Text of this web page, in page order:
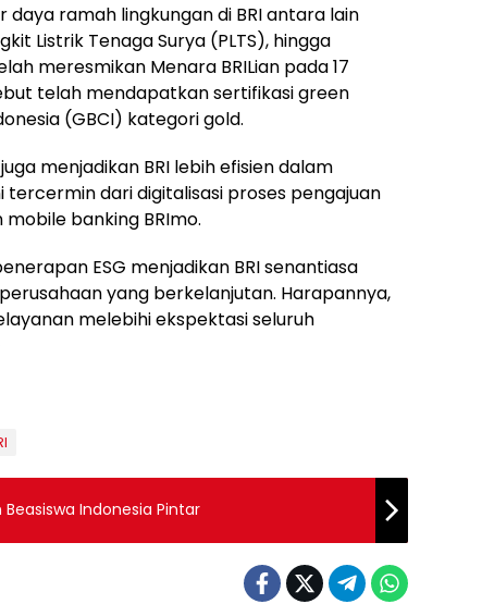
ramah lingkungan di BRI antara lain
Listrik Tenaga Surya (PLTS), hingga
meresmikan Menara BRILian pada 17
telah mendapatkan sertifikasi green
(GBCI) kategori gold.
menjadikan BRI lebih efisien dalam
tercermin dari digitalisasi proses pengajuan
mobile banking BRImo.
ESG menjadikan BRI senantiasa
yang berkelanjutan. Harapannya,
melebihi ekspektasi seluruh
Indonesia Pintar